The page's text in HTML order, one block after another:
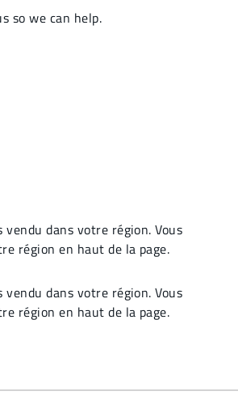
vendu dans votre région. Vous
région en haut de la page.
vendu dans votre région. Vous
région en haut de la page.